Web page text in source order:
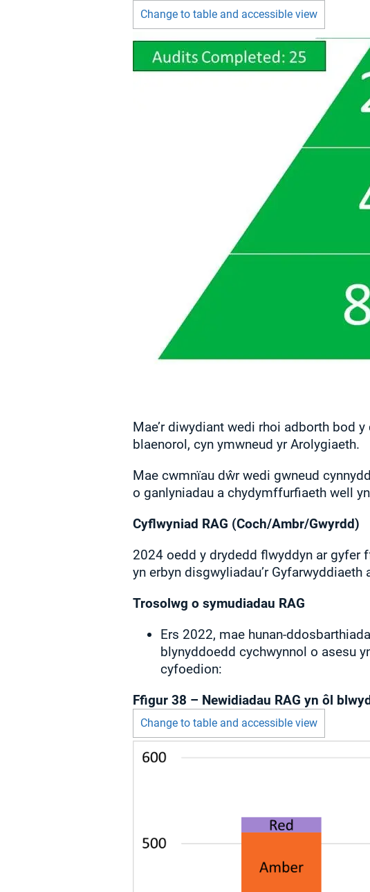
Change to table and accessible view
Chart visible
Mae’r diwydiant wedi rhoi adborth bod
blaenorol, cyn ymwneud yr Arolygiaeth.
Mae cwmnïau dŵr wedi gwneud
o ganlyniadau a chydymffurfiaeth well
Cyflwyniad RAG (Coch/Ambr/Gwyrdd)
2024 oedd y drydedd flwyddyn ar gyfer
yn erbyn disgwyliadau’r
Trosolwg o symudiadau RAG
Ers 2022, mae hunan-
blynyddoedd cychwynnol o asesu
cyfoedion:
Ffigur 38 – Newidiadau RAG yn ôl
Change to table and accessible view
Chart visible